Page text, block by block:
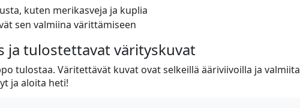
kuten merikasveja ja kuplia
sen valmiina värittämiseen
ja tulostettavat värityskuvat
tulostaa. Väritettävät kuvat ovat selkeillä ääriviivoilla ja valmiita
ja aloita heti!